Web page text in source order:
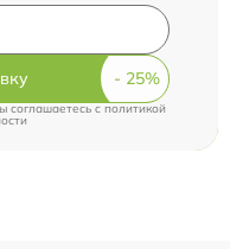
соглашаетесь cполитикой